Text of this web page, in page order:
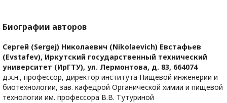
Биографии авторов
Сергей (Sergej) Николаевич (Nikolaevich) Евстафьев
(Evstafev), Иркутский государственный технический
университет (ИрГТУ), ул. Лермонтова, д. 83, 664074
д.х.н., профессор, директор института Пищевой инженерии и
биотехнологии, зав. кафедрой Органической химии и пищевой
технологии им. профессора В.В. Тутуриной